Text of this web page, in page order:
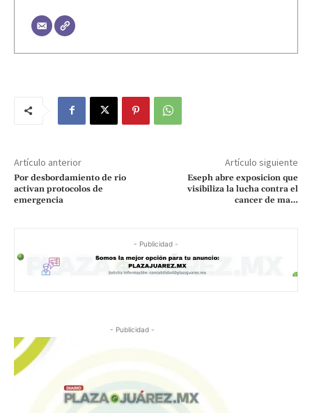
Artículo anterior
Por desbordamiento de rio
activan protocolos de
emergencia
Artículo siguiente
Eseph abre exposicion que
visibiliza la lucha contra el
cancer de ma…
- Publicidad -
- Publicidad -